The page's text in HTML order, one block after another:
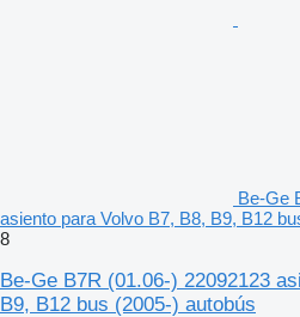
Be-Ge
asiento para Volvo B7, B8, B9, B12
8
Be-Ge B7R (01.06-) 22092123
B9, B12 bus (2005-) autobús